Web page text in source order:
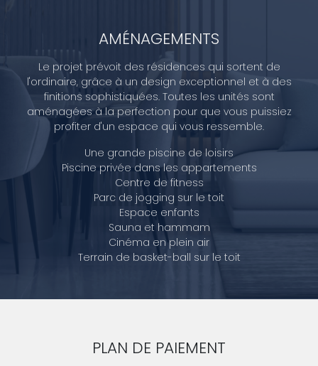
AMÉNAGEMENTS
Le projet prévoit des résidences qui sortent de
l'ordinaire, grâce à un design exceptionnel et à des
finitions sophistiquées. Toutes les unités sont
aménagées à la perfection pour que vous puissiez
profiter d'un espace qui vous ressemble.
Une grande piscine de loisirs
Piscine privée dans les appartements
Centre de fitness
Parc de jogging sur le toit
Espace enfants
Sauna et hammam
Cinéma en plein air
Terrain de basket-ball sur le toit
PLAN DE PAIEMENT